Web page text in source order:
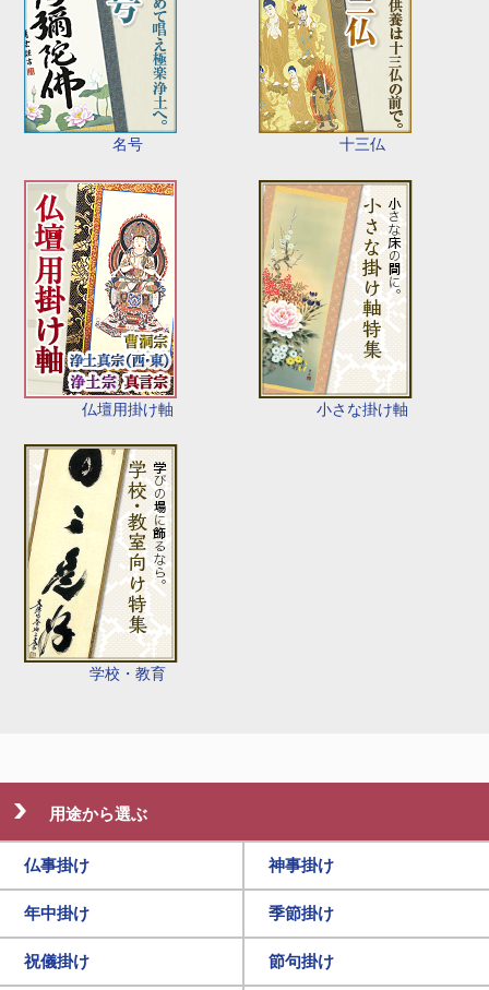
名号 十三仏
仏壇用掛け軸 小さな掛け軸
学校・教育
用途から選ぶ
仏事掛け 神事掛け
年中掛け 季節掛け
祝儀掛け 節句掛け